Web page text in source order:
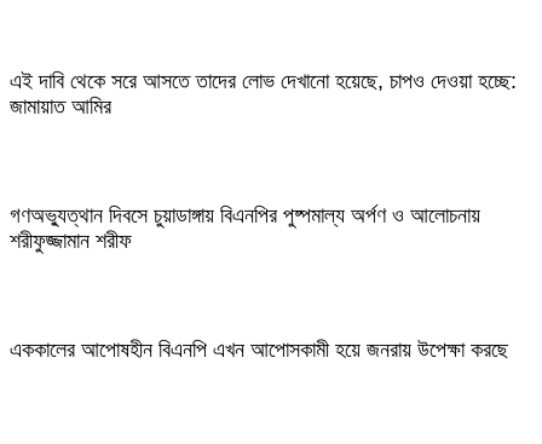
এই দাবি থেকে সরে আসতে তাদের লোভ দেখানো হয়েছে, চাপও দেওয়া হচ্ছে:
জামায়াত আমির
গণঅভ্যুত্থান দিবসে চুয়াডাঙ্গায় বিএনপির পুষ্পমাল্য অর্পণ ও আলোচনায়
শরীফুজ্জামান শরীফ
এককালের আপোষহীন বিএনপি এখন আপোসকামী হয়ে জনরায় উপেক্ষা করছে